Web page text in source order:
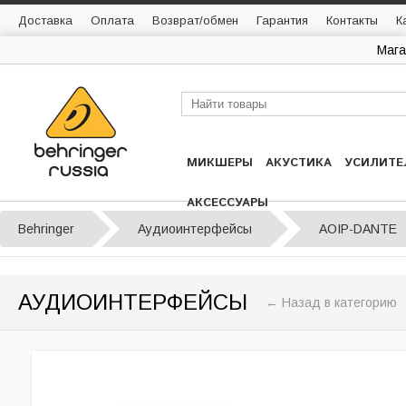
Доставка Оплата Возврат/обмен Гарантия Контакты
МИКШЕРЫ АКУСТИКА
АКСЕССУАРЫ
Behringer Аудиоинтерфейсы AOIP-DANTE
АУДИОИНТЕРФЕЙСЫ ← Назад в категорию